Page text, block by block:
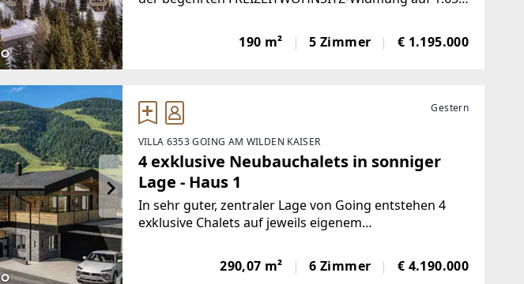
"Falkertsee" gelegen, mit fantastischem
Panoramablick auf die Kärntner Alpen.Nur ca. 15
190 m² 5 Zimmer € 1.195.000
Gestern
VILLA 6353 GOING AM WILDEN KAISER
4 exklusive Neubauchalets in sonniger
Lage - Haus 1
In sehr guter, zentraler Lage von Going entstehen 4
exklusive Chalets auf jeweils eigenem
301 m² Wohn-/Nutzfläche und teilt sich auf 3 Ebenen
auf.Die Grundstücke sind zwischen 412 und 471
290,07 m² 6 Zimmer € 4.190.000